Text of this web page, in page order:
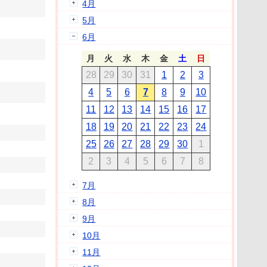
4月
5月
6月
月 火 水 木 金 土 日
28 29 30 31 1 2
3
4
5 6 7 8 9
10
11
12 13 14 15 16
17
18
19 20 21 22 23
24
25
26 27 28 29 30
1
2
3 4 5 6 7 8
7月
8月
9月
10月
11月